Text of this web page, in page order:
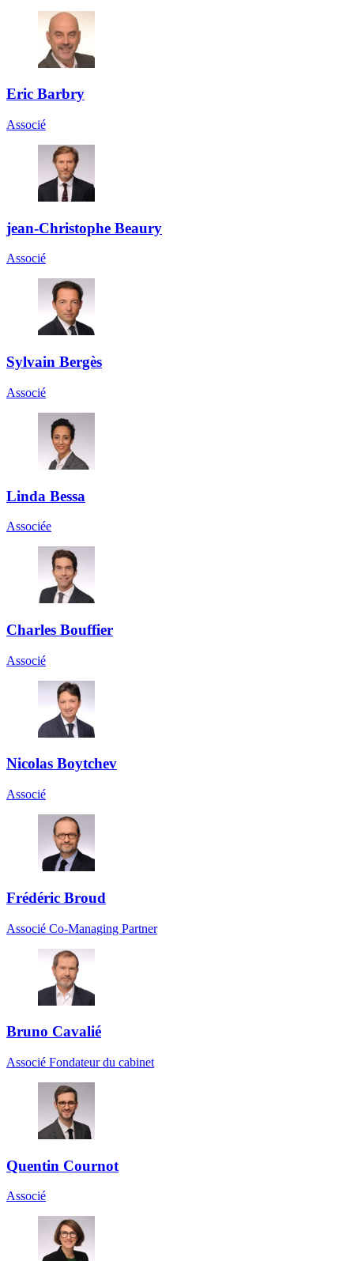
Eric Barbry
Associé
jean-Christophe Beaury
Associé
Sylvain Bergès
Associé
Linda Bessa
Associée
Charles Bouffier
Associé
Nicolas Boytchev
Associé
Frédéric Broud
Associé Co-Managing Partner
Bruno Cavalié
Associé Fondateur du cabinet
Quentin Cournot
Associé